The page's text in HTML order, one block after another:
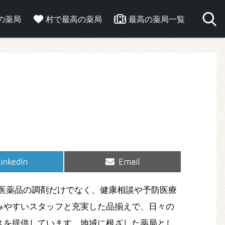
薬局 村で最高の薬局 最高の薬局一覧
Share
Email
品の調剤だけでなく、健康相談や予防医療
すいスタッフと充実した品揃えで、日々の